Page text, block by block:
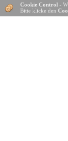
Cookie Control -
Bitte klicke den